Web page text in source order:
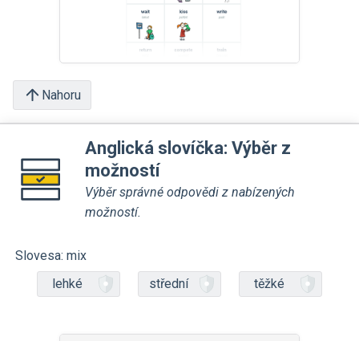
Nahoru
Anglická slovíčka: Výběr z
možností
Výběr správné odpovědi z nabízených
možností.
Slovesa: mix
lehké
střední těžké